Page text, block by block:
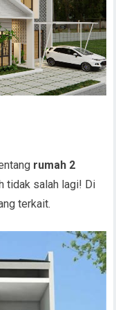
rumah 2
tidak salah lagi! Di
terkait.